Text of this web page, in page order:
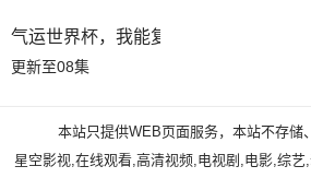
气运世界杯，我能复制所有球星技能
更新至08集
本站只提供WEB页面服务，本站不存储
星空影视,在线观看,高清视频,电视剧,电影,综